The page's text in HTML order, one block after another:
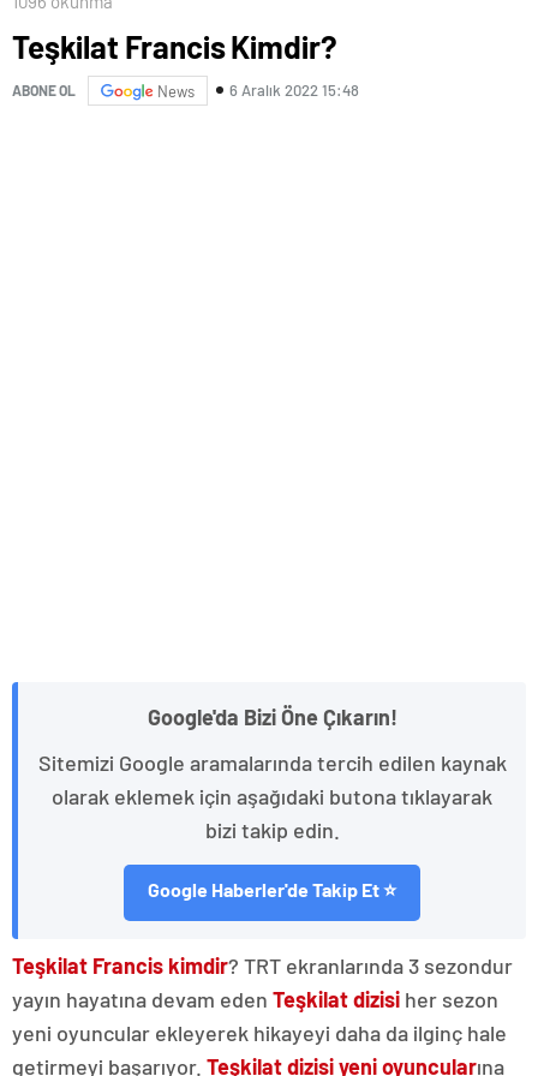
Teşkilat Francis Kimdir?
ABONE OL News 6 Aralık 2022 15:48
Google'da Bizi Öne Çıkarın!
Sitemizi Google aramalarında tercih edilen kaynak
olarak eklemek için aşağıdaki butona tıklayarak
bizi takip edin.
Google Haberler'de Takip Et ⭐
Teşkilat Francis kimdir? TRT ekranlarında 3 sezondur
yayın hayatına devam eden Teşkilat dizisi her sezon
yeni oyuncular ekleyerek hikayeyi daha da ilginç hale
getirmeyi başarıyor. Teşkilat dizisi yeni oyuncularına